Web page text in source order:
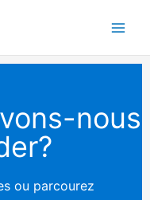
nous
ou parcourez